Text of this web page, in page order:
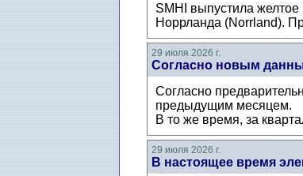
SMHI выпустила
Норрланда (Norrland).
29 июля 2026 г.
Согласно новым
Согласно
предыдущим месяцем.
В то же время, за
29 июля 2026 г.
В настоящее время